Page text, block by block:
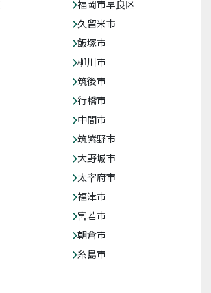
福岡市早良区
久留米市
飯塚市
柳川市
筑後市
行橋市
中間市
筑紫野市
大野城市
太宰府市
福津市
宮若市
朝倉市
糸島市